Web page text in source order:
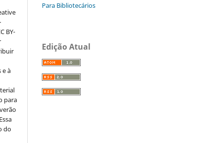
BY-
e à
para
do
Para Bibliotecários
Edição Atual